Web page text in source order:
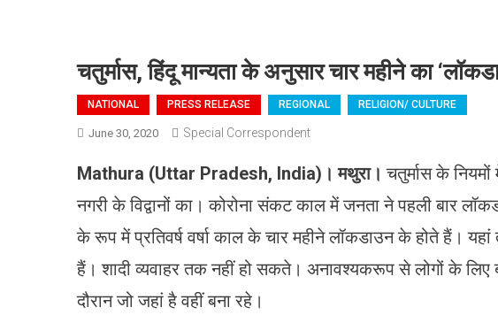
चतुर्मास, हिंदू मान्यता के अनुसार चार महीने का
NATIONAL PRESS RELEASE REGIONAL RELIGION/ CULTURE
June 30, 2020 Special Correspondent
Mathura (Uttar Pradesh, India) । मथुरा। चतुर्मास के
नगरी के विद्वानों का। कोरोना संकट काल में जनता ने पहली बार
के रूप में प्रतिवर्ष वर्षा काल के चार महीने लॉकडाउन के होते हैं। यहां
हैं। शादी व्यवाहर तक नहीं हो सकते। अनावश्यकरूप से लोगों के लिए
दौरान जो जहां है वहीं बना रहे।